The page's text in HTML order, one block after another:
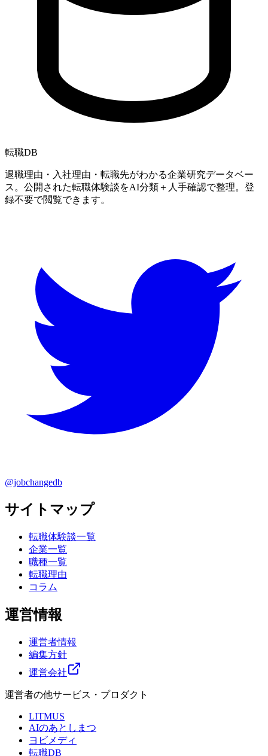
転職DB
退職理由・入社理由・転職先がわかる企業研究データベー
ス。公開された転職体験談をAI分類＋人手確認で整理。登
録不要で閲覧できます。
@jobchangedb
サイトマップ
転職体験談一覧
企業一覧
職種一覧
転職理由
コラム
運営情報
運営者情報
編集方針
運営会社
運営者の他サービス・プロダクト
LITMUS
AIのあとしまつ
ヨビメディ
転職DB